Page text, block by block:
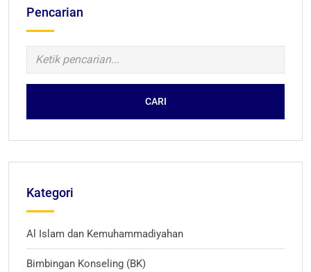
Pencarian
CARI
Kategori
Al Islam dan Kemuhammadiyahan
Bimbingan Konseling (BK)